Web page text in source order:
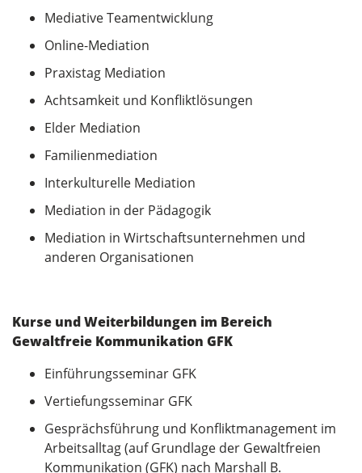
Mediative Teamentwicklung
Online-Mediation
Praxistag Mediation
Achtsamkeit und Konfliktlösungen
Elder Mediation
Familienmediation
Interkulturelle Mediation
Mediation in der Pädagogik
Mediation in Wirtschaftsunternehmen und
anderen Organisationen
Kurse und Weiterbildungen im Bereich
Gewaltfreie Kommunikation GFK
Einführungsseminar GFK
Vertiefungsseminar GFK
Gesprächsführung und Konfliktmanagement im
Arbeitsalltag (auf Grundlage der Gewaltfreien
Kommunikation (GFK) nach Marshall B.